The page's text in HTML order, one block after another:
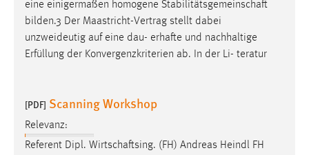
eine einigermaßen homogene Stabilitätsgemeinschaft
bilden.3 Der Maastricht-Vertrag stellt dabei
unzweideutig auf eine dau- erhafte und nachhaltige
Erfüllung der Konvergenzkriterien ab. In der Li- teratur
[PDF] Scanning Workshop
Relevanz:
Referent Dipl. Wirtschaftsing. (FH) Andreas Heindl FH